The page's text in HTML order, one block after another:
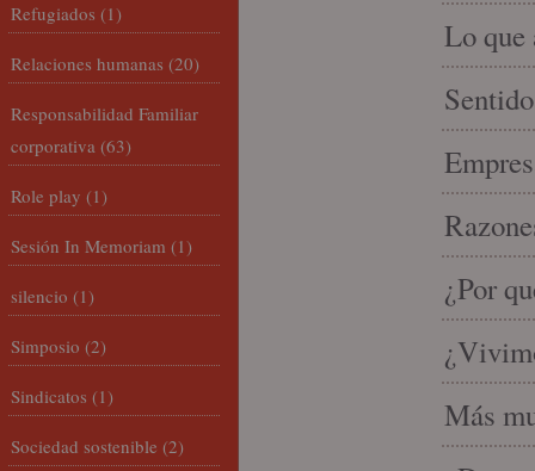
Lo que
¿Por
Más
Refugiados (1)
Relaciones humanas (20)
Responsabilidad Familiar
corporativa (63)
Role play (1)
Sesión In Memoriam (1)
silencio (1)
Simposio (2)
Sindicatos (1)
Sociedad sostenible (2)